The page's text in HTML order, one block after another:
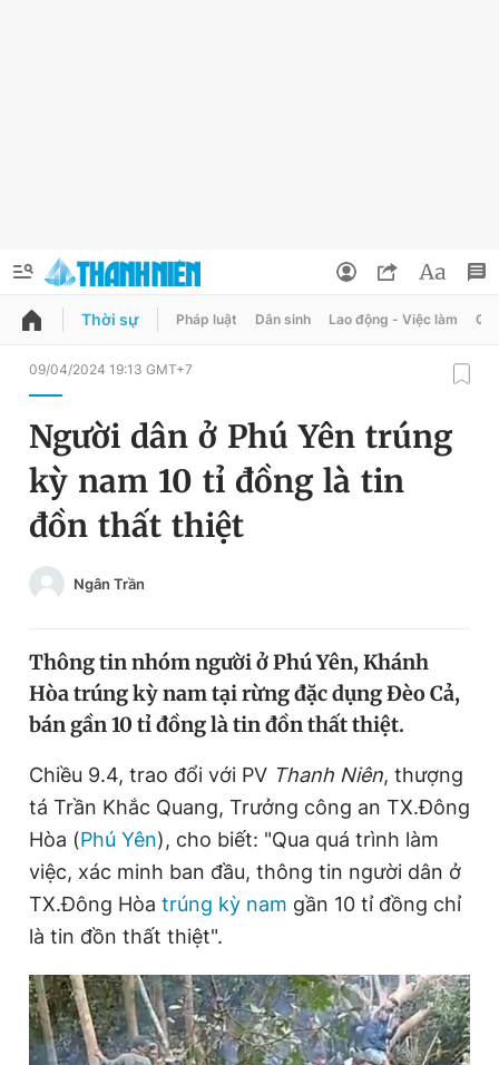
QUẢNG CÁO
Chuyên mục
Chuyên mục khác
Chào ngày mới
Video Magazine
Sản phẩm khác
Tiện ích Bạn cần biết
Thông tin tòa soạn Liên hệ quảng cáo
Đổi mật khẩu
Tin đã lưu
Thời sự Pháp luật Dân sinh Lao động - Việc làm
09/04/2024 19:13 GMT+7
Người dân ở Phú Yên trúng
kỳ nam 10 tỉ đồng là tin
đồn thất thiệt
Ngân Trần
Thông tin nhóm người ở Phú Yên, Khánh
Hòa trúng kỳ nam tại rừng đặc dụng Đèo Cả,
bán gần 10 tỉ đồng là tin đồn thất thiệt.
Chiều 9.4, trao đổi với PV Thanh Niên, thượng
tá Trần Khắc Quang, Trưởng công an TX.Đông
Hòa (Phú Yên), cho biết: "Qua quá trình làm
việc, xác minh ban đầu, thông tin người dân ở
TX.Đông Hòa trúng kỳ nam gần 10 tỉ đồng chỉ
là tin đồn thất thiệt".